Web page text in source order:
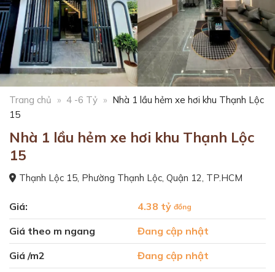
Trang chủ » 4 -6 Tỷ » Nhà 1 lầu hẻm xe hơi khu Thạnh Lộc
15
Nhà 1 lầu hẻm xe hơi khu Thạnh Lộc
15
Thạnh Lộc 15, Phường Thạnh Lộc, Quận 12, TP.HCM
Giá: 4.38 tỷ đồng
Giá theo m ngang
Đang cập nhật
Giá /m2
Đang cập nhật